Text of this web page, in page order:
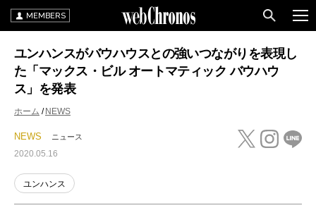
MEMBERS
ユンハンスがバウハウスとの強いつながりを表現し
た「マックス・ビル オートマティック バウハウ
ス」を発表
ホーム NEWS
NEWS ニュース
2020.05.16
ユンハンス